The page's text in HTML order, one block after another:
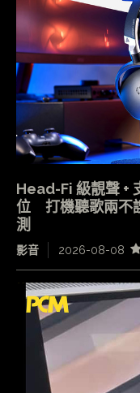
Head-Fi 級靚聲 +
位 打機聽歌兩不
測
影音 2026-08-08